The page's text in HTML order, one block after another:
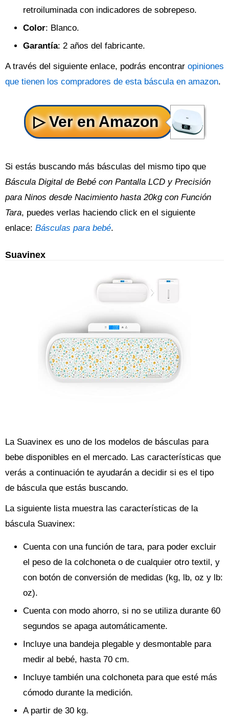
retroiluminada con indicadores de sobrepeso.
Color: Blanco.
Garantía: 2 años del fabricante.
A través del siguiente enlace, podrás encontrar opiniones
que tienen los compradores de esta báscula en amazon.
Si estás buscando más básculas del mismo tipo que
Báscula Digital de Bebé con Pantalla LCD y Precisión
para Ninos desde Nacimiento hasta 20kg con Función
Tara, puedes verlas haciendo click en el siguiente
enlace: Básculas para bebé.
Suavinex
La Suavinex es uno de los modelos de básculas para
bebe disponibles en el mercado. Las características que
verás a continuación te ayudarán a decidir si es el tipo
de báscula que estás buscando.
La siguiente lista muestra las características de la
báscula Suavinex:
Cuenta con una función de tara, para poder excluir
el peso de la colchoneta o de cualquier otro textil, y
con botón de conversión de medidas (kg, lb, oz y lb:
oz).
Cuenta con modo ahorro, si no se utiliza durante 60
segundos se apaga automáticamente.
Incluye una bandeja plegable y desmontable para
medir al bebé, hasta 70 cm.
Incluye también una colchoneta para que esté más
cómodo durante la medición.
A partir de 30 kg.